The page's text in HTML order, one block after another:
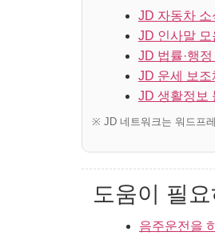
JD 자동차 소
JD 인사말 모
JD 법률·행
JD 운세 보조
JD 생활정보
※ JD 네트워크는 워드프
도움이 필
음주운전을